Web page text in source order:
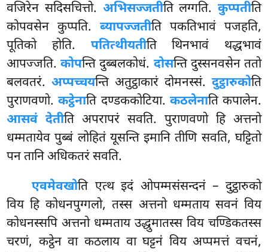
वजिरेन सदिसचित्तो. अभिसज्जतीति लग्गति. कुप्पतीति
कोपवसेन कुप्पति. ब्यापज्जतीति पकतिभावं पजहति,
पूतिको होति. पतित्थीयतीति थिनभावं थद्धभावं
आपज्जति.कोपन्ति दुब्बलकोधं. दोसन्ति दुस्सनवसेन ततो
बलवतरं.अप्पच्चयन्ति अतुट्ठाकारं दोमनस्सं. दुट्ठारुकोति
पुराणवणो.कट्ठेनाति दण्डककोटिया. कठलेनाति कपालेन.
आसवं देतीति अपरापरं सवति. पुराणवणो हि अत्तनो
धम्मतायेव पुब्बं लोहितं यूसन्ति इमानि तीणि सवति, घट्टितो
पन तानि अधिकतरं सवति.
एवमेवखोति एत्थ इदं ओपम्मसंसन्दनं – दुट्ठारुको
विय हि कोधनपुग्गलो, तस्स अत्तनो धम्मताय सवनं विय
कोधनस्सपि अत्तनो धम्मताय उद्धुमातस्स विय चण्डिकतस्स
चरणं, कट्ठेन वा कठलाय वा घट्टनं विय अप्पमत्तं वचनं,